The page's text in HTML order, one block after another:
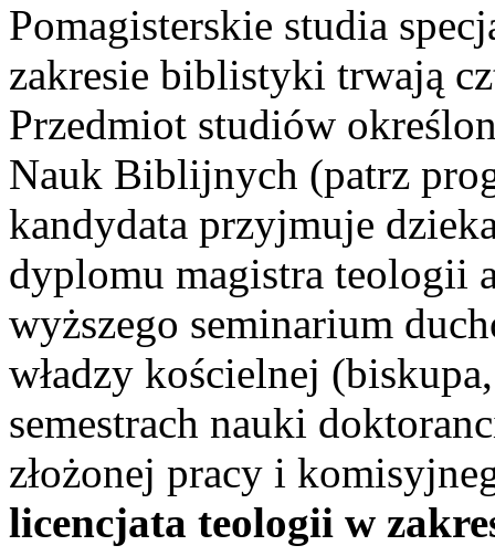
Pomagisterskie studia
zakresie biblistyki trwają
Przedmiot studiów
Nauk Biblijnych (patrz
kandydata przyjmuje
dyplomu magistra teologii
wyższego seminarium
władzy kościelnej
semestrach nauki
złożonej pracy i
licencjata teologii w